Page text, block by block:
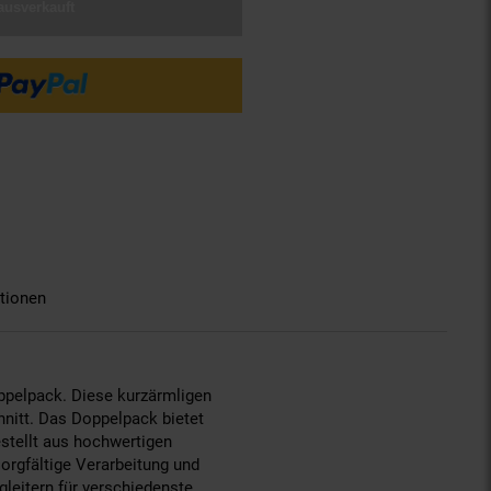
Diese kurzärmligen
Das Doppelpack bietet
aus hochwertigen
Verarbeitung und